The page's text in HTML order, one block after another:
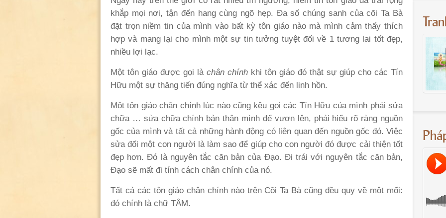
khắp mọi nơi, tận đến hang cùng ngõ hẹp. Đa số chúng sanh của cõi Ta Bà
đặt trọn niềm tin của mình vào bất kỳ tôn giáo nào mà mình cảm thấy thích
hợp và mang lại cho mình một sự tin tưởng tuyệt đối về 1 tương lai tốt đẹp,
nhiều lợi lạc.
Một tôn giáo được gọi là chân chính khi tôn giáo đó thật sự giúp cho các Tín
Hữu một sự thăng tiến đúng nghĩa từ thể xác đến linh hồn.
Một tôn giáo chân chính lúc nào cũng kêu gọi các Tín Hữu của mình phải sửa
chữa … sửa chữa chính bản thân mình để vươn lên, phải hiểu rõ ràng nguồn
gốc của mình và tất cả những hành động có liên quan đến nguồn gốc đó. Việc
sửa đổi một con người là làm sao để giúp cho con người đó được cải thiện tốt
đẹp hơn. Đó là nguyên tắc căn bản của Đạo. Đi trái với nguyên tắc căn bản,
Đạo sẽ mất đi tính cách chân chính của nó.
Tất cả các tôn giáo chân chính nào trên Cõi Ta Bà cũng đều quy về một mối:
đó chính là chữ TÂM.